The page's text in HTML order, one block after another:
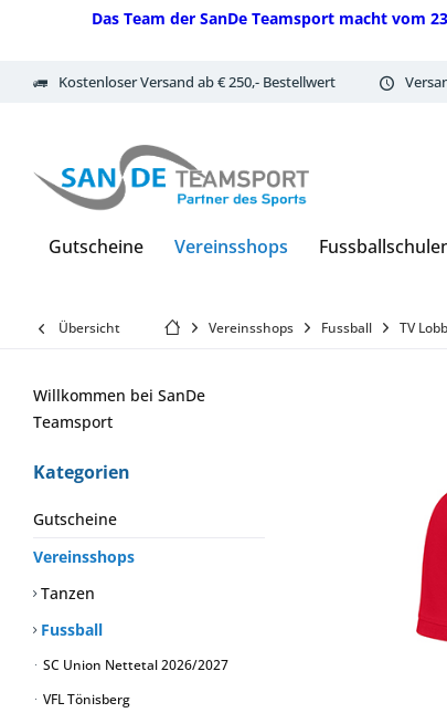
Das Team der SanDe Teamsport macht vom
Kostenloser Versand ab € 250,- Bestellwert
Gutscheine Vereinsshops
Übersicht Vereinsshops Fussball TV
Willkommen bei SanDe
Teamsport
Kategorien
Gutscheine
Vereinsshops
Tanzen
Fussball
SC Union Nettetal 2026/2027
VFL Tönisberg